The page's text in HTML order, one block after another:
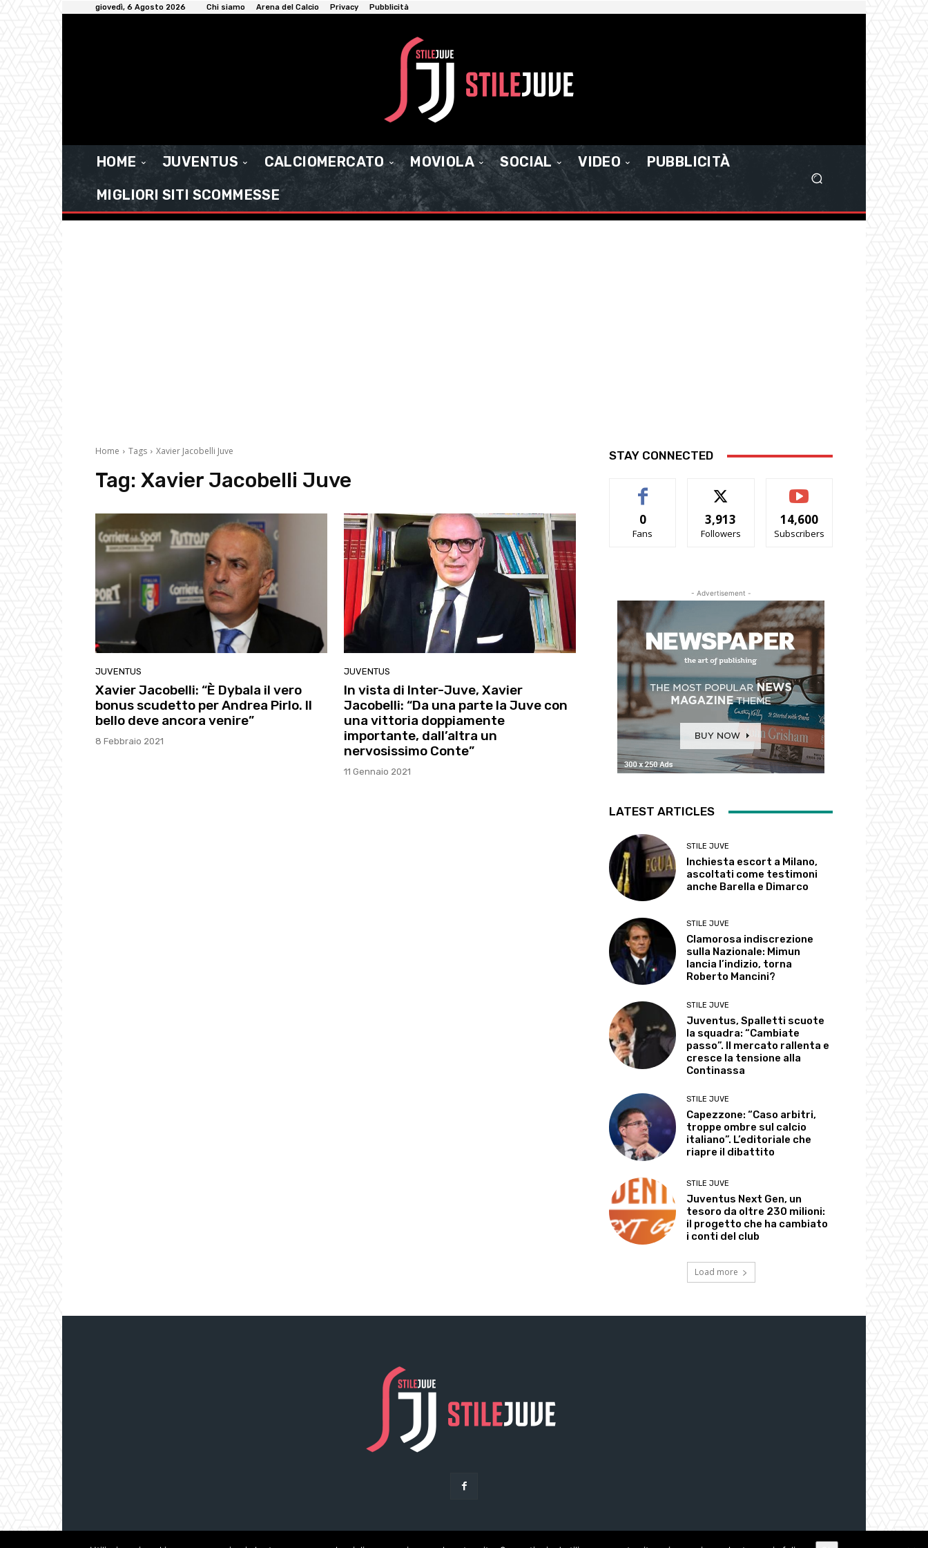
giovedì, 6 Agosto 2026 Chi siamo Arena del Calcio Privacy Pubblicità
HOME JUVENTUS CALCIOMERCATO MOVIOLA SOCIAL VIDEO
PUBBLICITÀ
MIGLIORI SITI SCOMMESSE
Home Tags Xavier Jacobelli Juve
Tag: Xavier Jacobelli Juve
JUVENTUS
Xavier Jacobelli: “È Dybala il vero
bonus scudetto per Andrea Pirlo. Il
bello deve ancora venire”
8 Febbraio 2021
JUVENTUS
In vista di Inter-Juve, Xavier
Jacobelli: “Da una parte la Juve con
una vittoria doppiamente
importante, dall’altra un
nervosissimo Conte”
11 Gennaio 2021
STAY CONNECTED
0
Fans
3,913
Followers
14,600
Subscribers
- Advertisement -
LATEST ARTICLES
STILE JUVE
Inchiesta escort a Milano,
ascoltati come testimoni
anche Barella e Dimarco
STILE JUVE
Clamorosa indiscrezione
sulla Nazionale: Mimun
lancia l’indizio, torna
Roberto Mancini?
STILE JUVE
Juventus, Spalletti scuote
la squadra: “Cambiate
passo”. Il mercato rallenta e
cresce la tensione alla
Continassa
STILE JUVE
Capezzone: “Caso arbitri,
troppe ombre sul calcio
italiano”. L’editoriale che
riapre il dibattito
STILE JUVE
Juventus Next Gen, un
tesoro da oltre 230 milioni:
il progetto che ha cambiato
i conti del club
Load more